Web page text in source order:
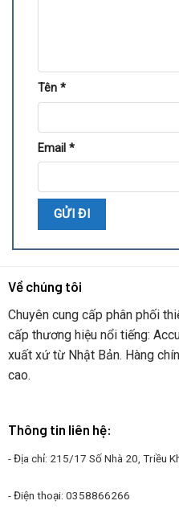
Tên *
Email *
Về chúng tôi
Chuyên cung cấp phân phối
cấp thương hiệu nổi tiếng:
xuất xứ từ Nhật Bản. Hàng
cao.
Thông tin liên hệ:
- Địa chỉ: 215/17 Số Nhà 20, Triều
- Điện thoại: 0358866266